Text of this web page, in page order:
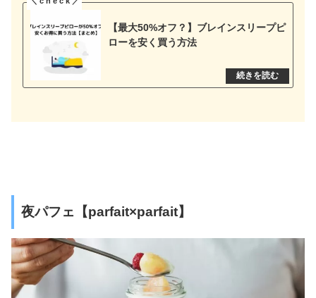
【最大50%オフ？】ブレインスリープピ
ローを安く買う方法
夜パフェ【parfait×parfait】